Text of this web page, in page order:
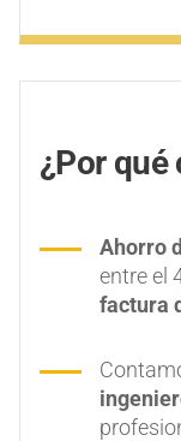
¿Por qué
Ahorro
entre el
factura